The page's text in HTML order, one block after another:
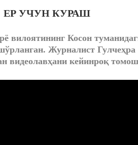
ЕР УЧУН КУРАШ
вилоятининг Косон
Журналист
видеолавҳани кейинроқ